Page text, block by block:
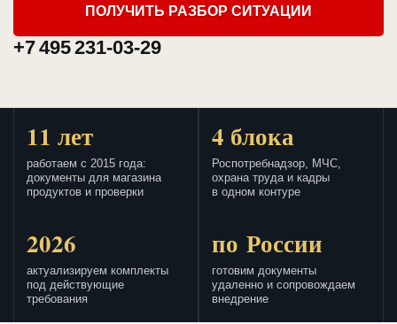
ПОЛУЧИТЬ РАЗБОР СИТУАЦИИ
+7 495 231-03-29
11 лет
работаем с 2015 года:
документы для магазина
продуктов и проверки
4 блока
Роспотребнадзор, МЧС,
охрана труда и кадры
в одном контуре
2026
актуализируем комплекты
под действующие
требования
по России
готовим документы
удаленно и сопровождаем
внедрение